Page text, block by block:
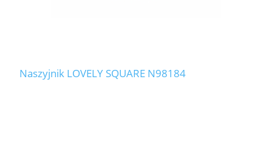
Naszyjnik LOVELY SQUARE N98184